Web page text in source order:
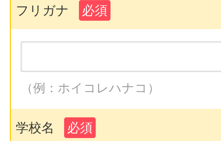
フリガナ 必須
（例：ホイコレハナコ）
学校名 必須